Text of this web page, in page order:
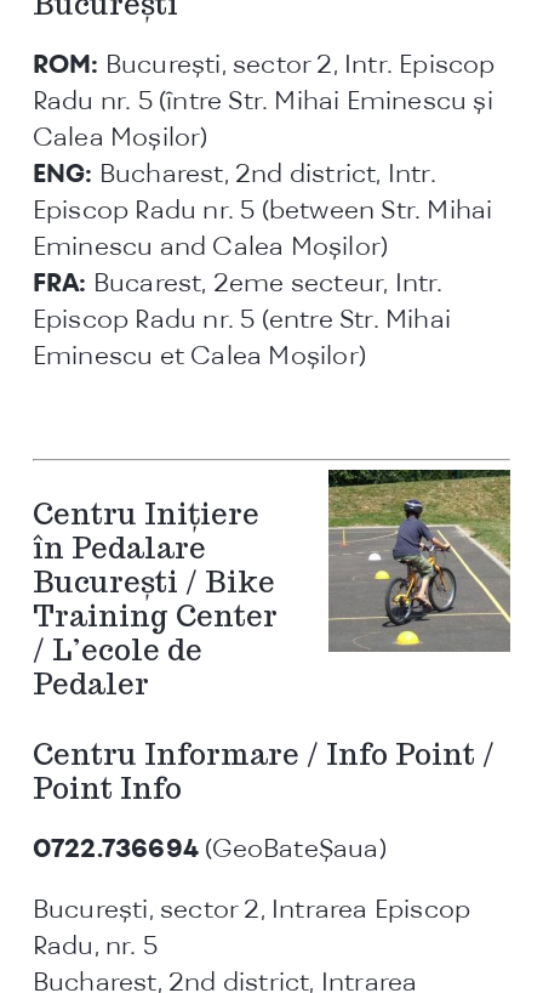
ROM: Bucureşti, sector 2, Intr. Episcop
Radu nr. 5 (între Str. Mihai Eminescu și
Calea Moșilor)
ENG: Bucharest, 2nd district, Intr.
Episcop Radu nr. 5 (between Str. Mihai
Eminescu and Calea Moșilor)
FRA: Bucarest, 2eme secteur, Intr.
Episcop Radu nr. 5 (entre Str. Mihai
Eminescu et Calea Moșilor)
Centru Iniţiere
în Pedalare
Bucureşti / Bike
Training Center
/ L’ecole de
Pedaler
Centru Informare / Info Point /
Point Info
0722.736694 (GeoBateŞaua)
Bucureşti, sector 2, Intrarea Episcop
Radu, nr. 5
Bucharest, 2nd district, Intrarea